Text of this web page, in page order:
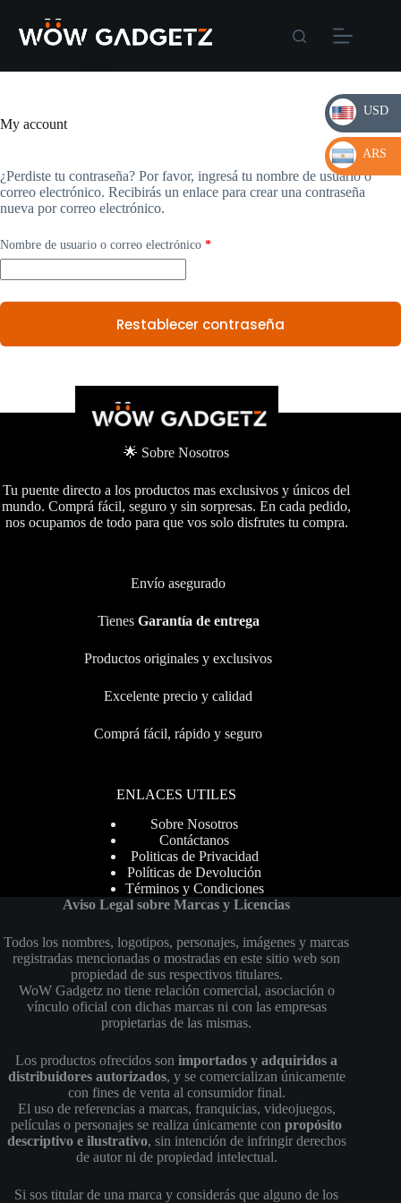
content
My account
¿Perdiste tu contraseña? Por favor, ingresá tu nombre de usuario o
correo electrónico. Recibirás un enlace para crear una contraseña
nueva por correo electrónico.
Nombre de usuario o correo electrónico *Requerido
Restablecer contraseña
🌟 Sobre Nosotros
Tu puente directo a los productos mas exclusivos y únicos del
mundo. Comprá fácil, seguro y sin sorpresas. En cada pedido,
nos ocupamos de todo para que vos solo disfrutes tu compra.
Envío asegurado
Tienes Garantía de entrega
Productos originales y exclusivos
Excelente precio y calidad
Comprá fácil, rápido y seguro
ENLACES UTILES
Sobre Nosotros
Contáctanos
Politicas de Privacidad
Políticas de Devolución
Términos y Condiciones
Aviso Legal sobre Marcas y Licencias
Todos los nombres, logotipos, personajes, imágenes y marcas
registradas mencionadas o mostradas en este sitio web son
propiedad de sus respectivos titulares.
WoW Gadgetz no tiene relación comercial, asociación o
vínculo oficial con dichas marcas ni con las empresas
propietarias de las mismas.
Los productos ofrecidos sonimportados y adquiridos a
distribuidores autorizados, y se comercializan únicamente
con fines de venta al consumidor final.
El uso de referencias a marcas, franquicias, videojuegos,
películas o personajes se realiza únicamente conpropósito
descriptivo e ilustrativo, sin intención de infringir derechos
de autor ni de propiedad intelectual.
Si sos titular de una marca y considerás que alguno de los
USD
USD
ARS
ARS